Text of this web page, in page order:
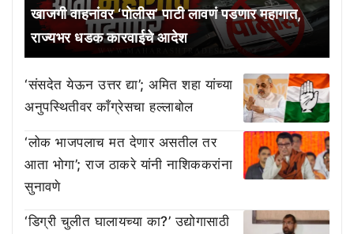
खाजगी वाहनांवर ‘पोलीस’ पाटी लावणं पडणार महागात,
राज्यभर धडक कारवाईचे आदेश
‘संसदेत येऊन उत्तर द्या’; अमित शहा यांच्या
अनुपस्थितीवर काँग्रेसचा हल्लाबोल
‘लोक भाजपलाच मत देणार असतील तर
आता भोगा’; राज ठाकरे यांनी नाशिककरांना
सुनावणे
‘डिग्री चुलीत घालायच्या का?’ उद्योगासाठी